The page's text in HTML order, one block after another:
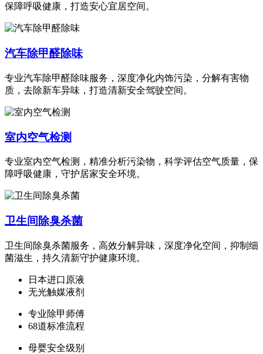
保障呼吸健康，打造安心宜居空间。
汽车除甲醛除味
专业汽车除甲醛除味服务，深度净化内饰污染，分解有害物
质，去除新车异味，打造清新安全驾驶空间。
室内空气检测
专业室内空气检测，精准分析污染物，科学评估空气质量，保
障呼吸健康，守护居家安全环境。
卫生间除臭杀菌
卫生间除臭杀菌服务，高效分解异味，深度净化空间，抑制细
菌滋生，持久清新守护健康环境。
日本进口原液
无光触媒液剂
专业除甲师傅
68道标准流程
母婴安全级别